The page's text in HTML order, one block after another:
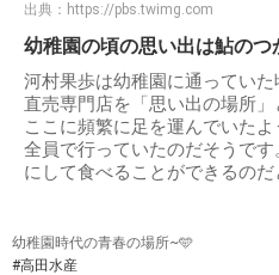
出典： https://pbs.twimg.com
幼稚園の頃の思い出は鮎のつ
河村果歩は幼稚園に通ってい
直売専門店を「思い出の場所
ここに頻繁に足を運んでいた
全員で行っていたのだそうで
にして食べることができるのだ
幼稚園時代の青春の場所~🩵
#高田水産